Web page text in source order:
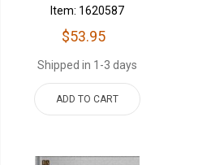
Item: 1620587
$53.95
Shipped in 1-3 days
ADD TO CART